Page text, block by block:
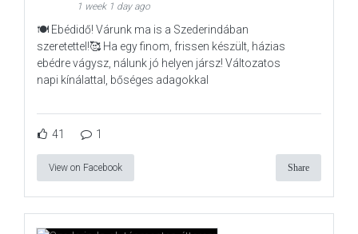
1 week 1 day ago
🍽️ Ebédidő! Várunk ma is a Szederindában
szeretettel!🥰 Ha egy finom, frissen készült, házias
ebédre vágysz, nálunk jó helyen jársz! Változatos
napi kínálattal, bőséges adagokkal
41 1
View on Facebook Share